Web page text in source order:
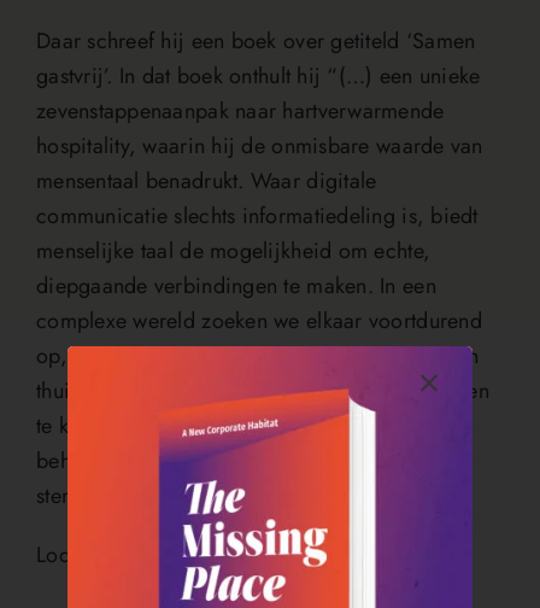
Daar schreef hij een boek over getiteld ‘Samen
gastvrij’. In dat boek onthult hij “(…) een unieke
zevenstappenaanpak naar hartverwarmende
hospitality, waarin hij de onmisbare waarde van
mensentaal benadrukt. Waar digitale
communicatie slechts informatiedeling is, biedt
menselijke taal de mogelijkheid om echte,
diepgaande verbindingen te maken. In een
complexe wereld zoeken we elkaar voortdurend
op, op zoek naar verbinding en een gevoel van
thuis. Juist nu is het essentieel om dat thuisvoelen
te koesteren en te versterken. De menselijke
behoefte aan contact, begrip en samenzijn is
sterker dan ooit.”
Lodewijk Koster